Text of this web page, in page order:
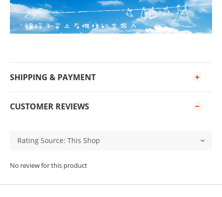
SHIPPING & PAYMENT
CUSTOMER REVIEWS
No review for this product